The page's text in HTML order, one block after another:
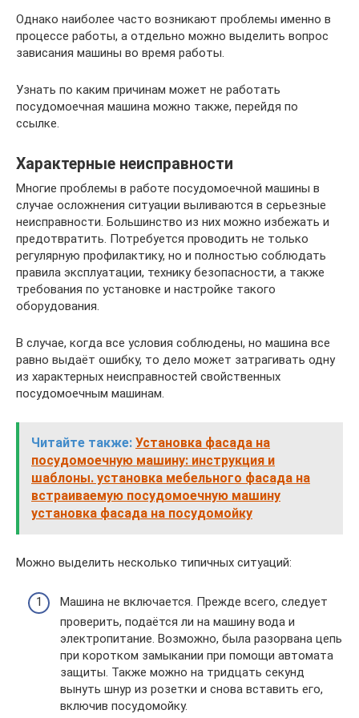
Однако наиболее часто возникают проблемы именно в
процессе работы, а отдельно можно выделить вопрос
зависания машины во время работы.
Узнать по каким причинам может не работать
посудомоечная машина можно также, перейдя по
ссылке.
Характерные неисправности
Многие проблемы в работе посудомоечной машины в
случае осложнения ситуации выливаются в серьезные
неисправности. Большинство из них можно избежать и
предотвратить. Потребуется проводить не только
регулярную профилактику, но и полностью соблюдать
правила эксплуатации, технику безопасности, а также
требования по установке и настройке такого
оборудования.
В случае, когда все условия соблюдены, но машина все
равно выдаёт ошибку, то дело может затрагивать одну
из характерных неисправностей свойственных
посудомоечным машинам.
Читайте также: Установка фасада на
посудомоечную машину: инструкция и
шаблоны. установка мебельного фасада на
встраиваемую посудомоечную машину
установка фасада на посудомойку
Можно выделить несколько типичных ситуаций:
Машина не включается. Прежде всего, следует
проверить, подаётся ли на машину вода и
электропитание. Возможно, была разорвана цепь
при коротком замыкании при помощи автомата
защиты. Также можно на тридцать секунд
вынуть шнур из розетки и снова вставить его,
включив посудомойку.